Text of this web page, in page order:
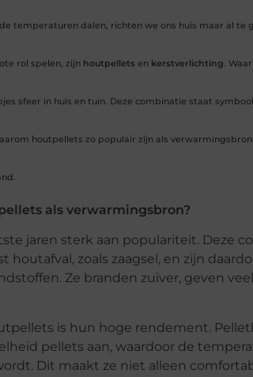
temperaturen dalen, richten we ons huis maar al te
rol spelen, zijn houtpellets en kerstverlichting.
sfeer in huis en tuin. Deze combinatie staat
houtpellets zo populair zijn als verwarmingsbron
als verwarmingsbron?
jaren sterk aan populariteit. Deze
houtafval, zoals zaagsel, en zijn
Ze branden zuiver, geven
is hun hoge rendement.
pellets aan, waardoor de
Dit maakt ze niet alleen